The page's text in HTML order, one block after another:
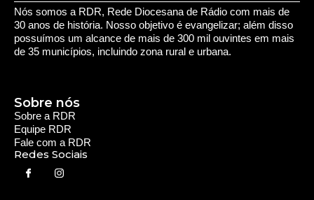
Nós somos a RDR, Rede Diocesana de Rádio com mais de
30 anos de história. Nosso objetivo é evangelizar; além disso
possuímos um alcance de mais de 300 mil ouvintes em mais
de 35 municípios, incluindo zona rural e urbana.
Sobre a RDR
Equipe RDR
Fale com a RDR
Redes Sociais
Sobre nós